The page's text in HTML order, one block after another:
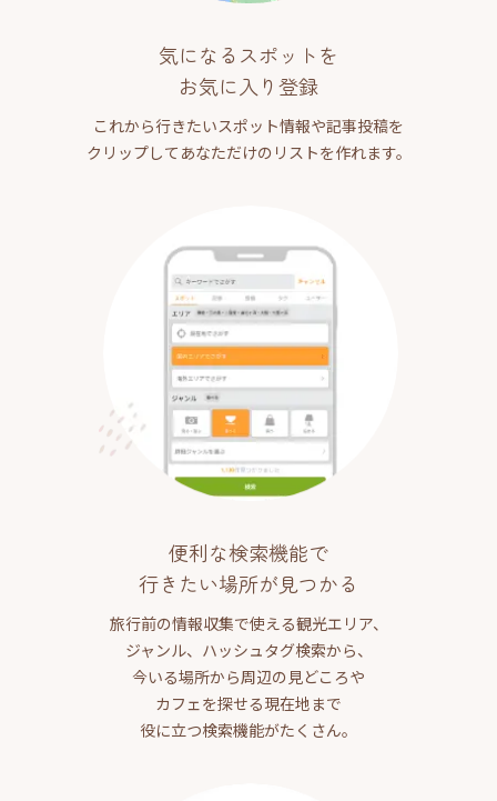
気になるスポットを
お気に入り登録
これから行きたいスポット情報や記事投稿を
クリップしてあなただけのリストを作れます。
便利な検索機能で
行きたい場所が見つかる
旅行前の情報収集で使える観光エリア、
ジャンル、ハッシュタグ検索から、
今いる場所から周辺の見どころや
カフェを探せる現在地まで
役に立つ検索機能がたくさん。